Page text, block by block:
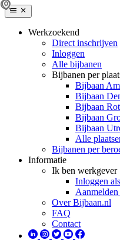
Werkzoekend
Direct inschrijven
Inloggen
Alle bijbanen
Bijbanen per
Bijbaan
Bijbaan
Bijbaan
Bijbaan
Bijbaan
Alle
Bijbanen per
Informatie
Ik ben werkgever
Inloggen
Over Bijbaan.nl
FAQ
Contact